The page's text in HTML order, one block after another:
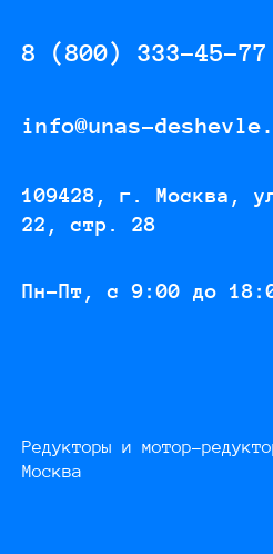
8 (800) 333-45-77
info@unas-
109428, г. Москва,
22, стр. 28
Пн-Пт, с 9:00 до
Редукторы и мотор-
Москва